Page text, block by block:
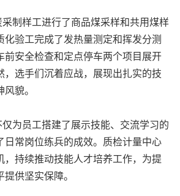
制样工进行了商品煤采样和共用煤样
化验工完成了发热量测定和挥发分测
前安全检查和定点停车两个项目展开
，选手们沉着应战，展现出扎实的技
貌。
为员工搭建了展示技能、交流学习的
日常岗位练兵的成效。质检计量中心
，持续推动技能人才培养工作，为提
供坚实保障。